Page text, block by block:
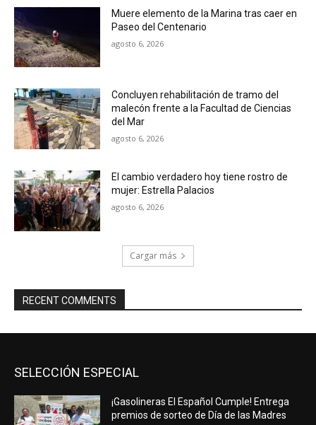
Muere elemento de la Marina tras caer en
Paseo del Centenario
agosto 6, 2026
Concluyen rehabilitación de tramo del
malecón frente a la Facultad de Ciencias
del Mar
agosto 6, 2026
El cambio verdadero hoy tiene rostro de
mujer: Estrella Palacios
agosto 6, 2026
Cargar más
RECENT COMMENTS
SELECCIÓN ESPECIAL
¡Gasolineras El Español Cumple! Entrega
premios de sorteo de Día de las Madres